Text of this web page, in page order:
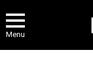
Menu